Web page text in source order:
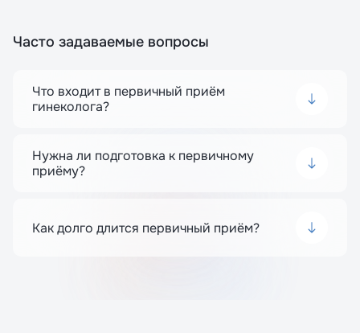
Часто задаваемые вопросы
Что входит в первичный приём
гинеколога?
консультацию по вопросам здоровья.
Нужна ли подготовка к первичному
приёму?
Как долго длится первичный приём?